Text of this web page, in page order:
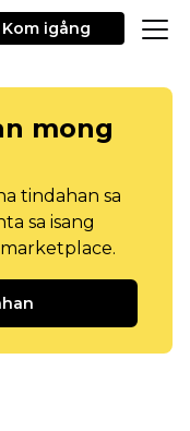
Kom igång
mong
tindahan sa
sa isang